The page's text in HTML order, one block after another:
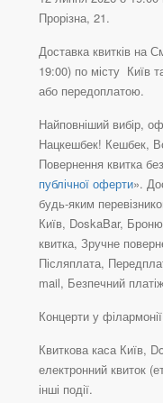
Прорізна, 21.
Доставка квитків на
19:00) по місту Київ
або передоплатою.
Найповніший вибір,
Нацкешбек! Кешбек,
Повернення квитка
публічної оферти».
будь-яким
Київ, DoskaBar,
квитка, Зручне
Післяплата,
mail, Безпечний
Концерти у
Квиткова каса Київ,
електронний квиток
інші події.